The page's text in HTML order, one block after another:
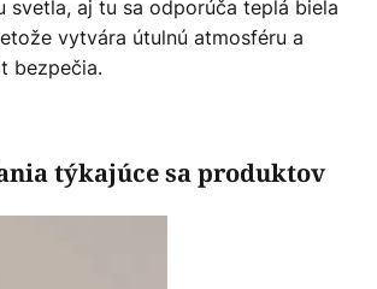
svetla, aj tu sa odporúča teplá biela
vytvára útulnú atmosféru a
bezpečia.
týkajúce sa produktov